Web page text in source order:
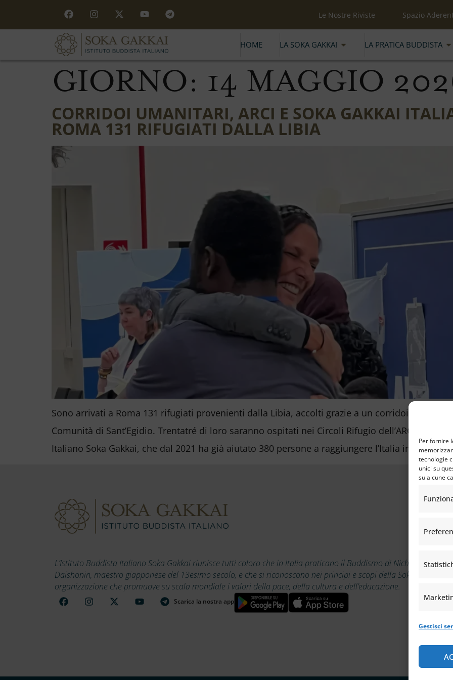
Per fornire
tecnologie
unici su
su alcune
Gestisci
Le Nostre Riviste Spazio
HOME LA SOKA GAKKAI LA PRATICA BUDDISTA
GIORNO: 14 MAGGIO
CORRIDOI UMANITARI, ARCI E SOKA GAKKAI
ROMA 131 RIFUGIATI DALLA LIBIA
Sono arrivati a Roma 131 rifugiati provenienti dalla Libia, accolti grazie a un corridoio
Comunità di Sant’Egidio. Trentatré di loro saranno ospitati nei Circoli Rifugio dell’ARCI con il
Italiano Soka Gakkai, che dal 2021 ha già aiutato 380 persone a raggiungere l’Italia in
L’Istituto Buddista Italiano Soka Gakkai riunisce tutti coloro che in Italia praticano il Buddismo di Nichiren
Daishonin, maestro giapponese del 13esimo secolo, e che si riconoscono nei principi e scopi della Soka Gakkai,
organizzazione che promuove su scala mondiale i valori della pace, della cultura e dell’educazione.
Scarica la nostra app